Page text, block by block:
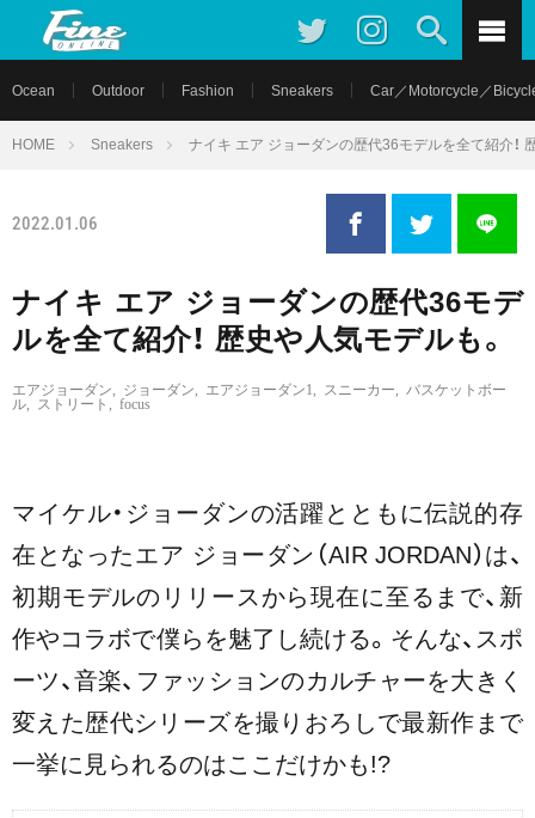
Ocean Outdoor Fashion Sneakers Car／Motorcycle／
HOME Sneakers ナイキ エア ジョーダンの歴代36モデルを全て紹介！
2022.01.06
ナイキ エア ジョーダンの歴代36モデ
ルを全て紹介！ 歴史や人気モデルも。
エアジョーダン ジョーダン エアジョーダン1 スニーカー
バスケットボー
ル
ストリート focus
マイケル・ジョーダンの活躍とともに伝説的存
在となったエア ジョーダン（AIR JORDAN）は、
初期モデルのリリースから現在に至るまで、新
作やコラボで僕らを魅了し続ける。そんな、スポ
ーツ、音楽、ファッションのカルチャーを大きく
変えた歴代シリーズを撮りおろしで最新作まで
一挙に見られるのはここだけかも!?